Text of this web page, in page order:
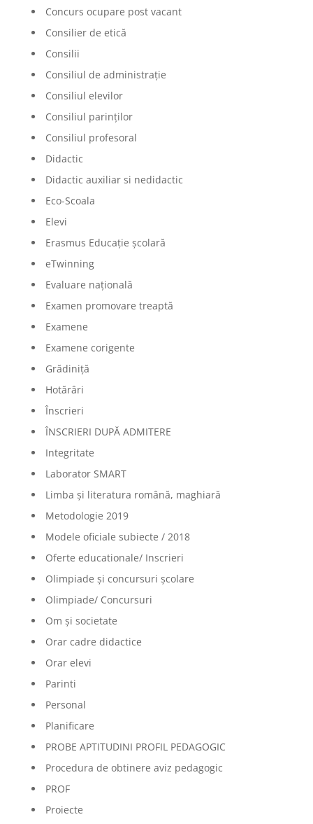
Concurs ocupare post vacant
Consilier de etică
Consilii
Consiliul de administrație
Consiliul elevilor
Consiliul parinților
Consiliul profesoral
Didactic
Didactic auxiliar si nedidactic
Eco-Scoala
Elevi
Erasmus Educație școlară
eTwinning
Evaluare națională
Examen promovare treaptă
Examene
Examene corigente
Grădiniță
Hotărâri
Înscrieri
ÎNSCRIERI DUPĂ ADMITERE
Integritate
Laborator SMART
Limba şi literatura română, maghiară
Metodologie 2019
Modele oficiale subiecte / 2018
Oferte educationale/ Inscrieri
Olimpiade şi concursuri şcolare
Olimpiade/ Concursuri
Om și societate
Orar cadre didactice
Orar elevi
Parinti
Personal
Planificare
PROBE APTITUDINI PROFIL PEDAGOGIC
Procedura de obtinere aviz pedagogic
PROF
Proiecte